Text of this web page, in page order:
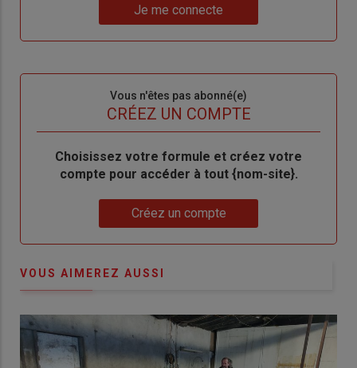
de
me
Je me connecte
Vous n'êtes pas abonné(e)
CRÉEZ UN COMPTE
BodyChoisissez votre formule et créez votre
compte pour accéder à tout {nom-site}.
Créez un compte
VOUS AIMEREZ AUSSI